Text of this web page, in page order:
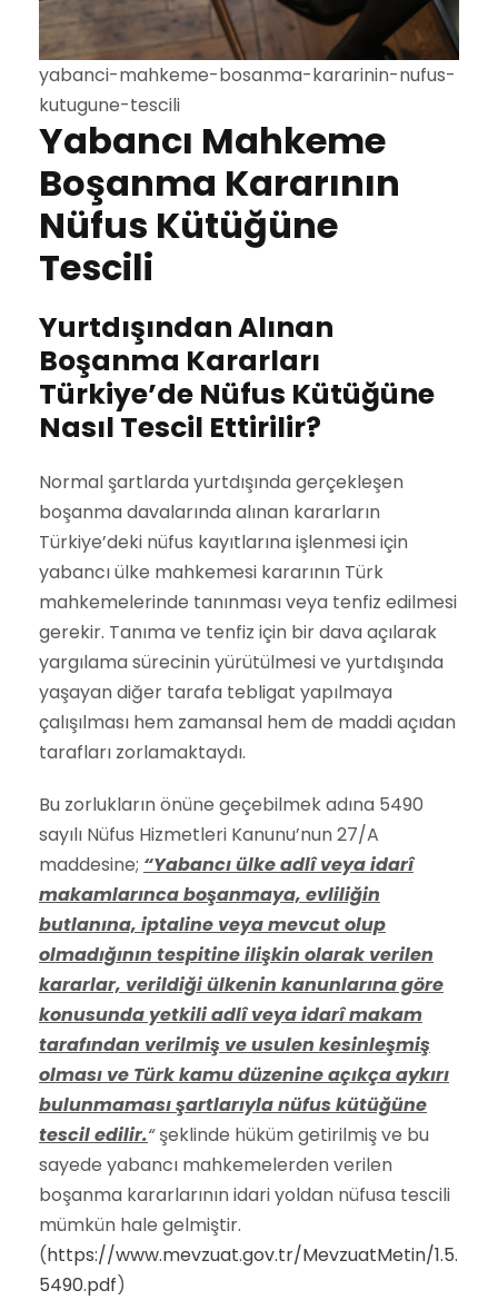
yabanci-mahkeme-bosanma-kararinin-nufus-
kutugune-tescili
Yabancı Mahkeme
Boşanma Kararının
Nüfus Kütüğüne
Tescili
Yurtdışından Alınan
Boşanma Kararları
Türkiye’de Nüfus Kütüğüne
Nasıl Tescil Ettirilir?
Normal şartlarda yurtdışında gerçekleşen
boşanma davalarında alınan kararların
Türkiye’deki nüfus kayıtlarına işlenmesi için
yabancı ülke mahkemesi kararının Türk
mahkemelerinde tanınması veya tenfiz edilmesi
gerekir. Tanıma ve tenfiz için bir dava açılarak
yargılama sürecinin yürütülmesi ve yurtdışında
yaşayan diğer tarafa tebligat yapılmaya
çalışılması hem zamansal hem de maddi açıdan
tarafları zorlamaktaydı.
Bu zorlukların önüne geçebilmek adına 5490
sayılı Nüfus Hizmetleri Kanunu’nun 27/A
maddesine; “Yabancı ülke adlî veya idarî
makamlarınca boşanmaya, evliliğin
butlanına, iptaline veya mevcut olup
olmadığının tespitine ilişkin olarak verilen
kararlar, verildiği ülkenin kanunlarına göre
konusunda yetkili adlî veya idarî makam
tarafından verilmiş ve usulen kesinleşmiş
olması ve Türk kamu düzenine açıkça aykırı
bulunmaması şartlarıyla nüfus kütüğüne
tescil edilir.“şeklinde hüküm getirilmiş ve bu
sayede yabancı mahkemelerden verilen
boşanma kararlarının idari yoldan nüfusa tescili
mümkün hale gelmiştir.
(https://www.mevzuat.gov.tr/MevzuatMetin/1.5.
5490.pdf)